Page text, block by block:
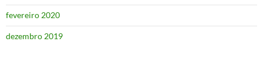
fevereiro 2020
dezembro 2019